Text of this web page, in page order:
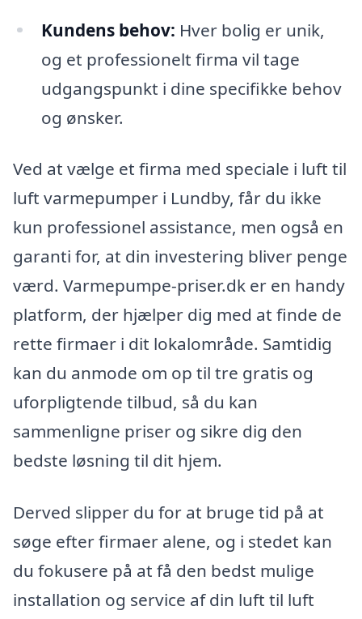
Kundens behov: Hver bolig er unik,
og et professionelt firma vil tage
udgangspunkt i dine specifikke behov
og ønsker.
Ved at vælge et firma med speciale i luft til
luft varmepumper i Lundby, får du ikke
kun professionel assistance, men også en
garanti for, at din investering bliver penge
værd. Varmepumpe-priser.dk er en handy
platform, der hjælper dig med at finde de
rette firmaer i dit lokalområde. Samtidig
kan du anmode om op til tre gratis og
uforpligtende tilbud, så du kan
sammenligne priser og sikre dig den
bedste løsning til dit hjem.
Derved slipper du for at bruge tid på at
søge efter firmaer alene, og i stedet kan
du fokusere på at få den bedst mulige
installation og service af din luft til luft